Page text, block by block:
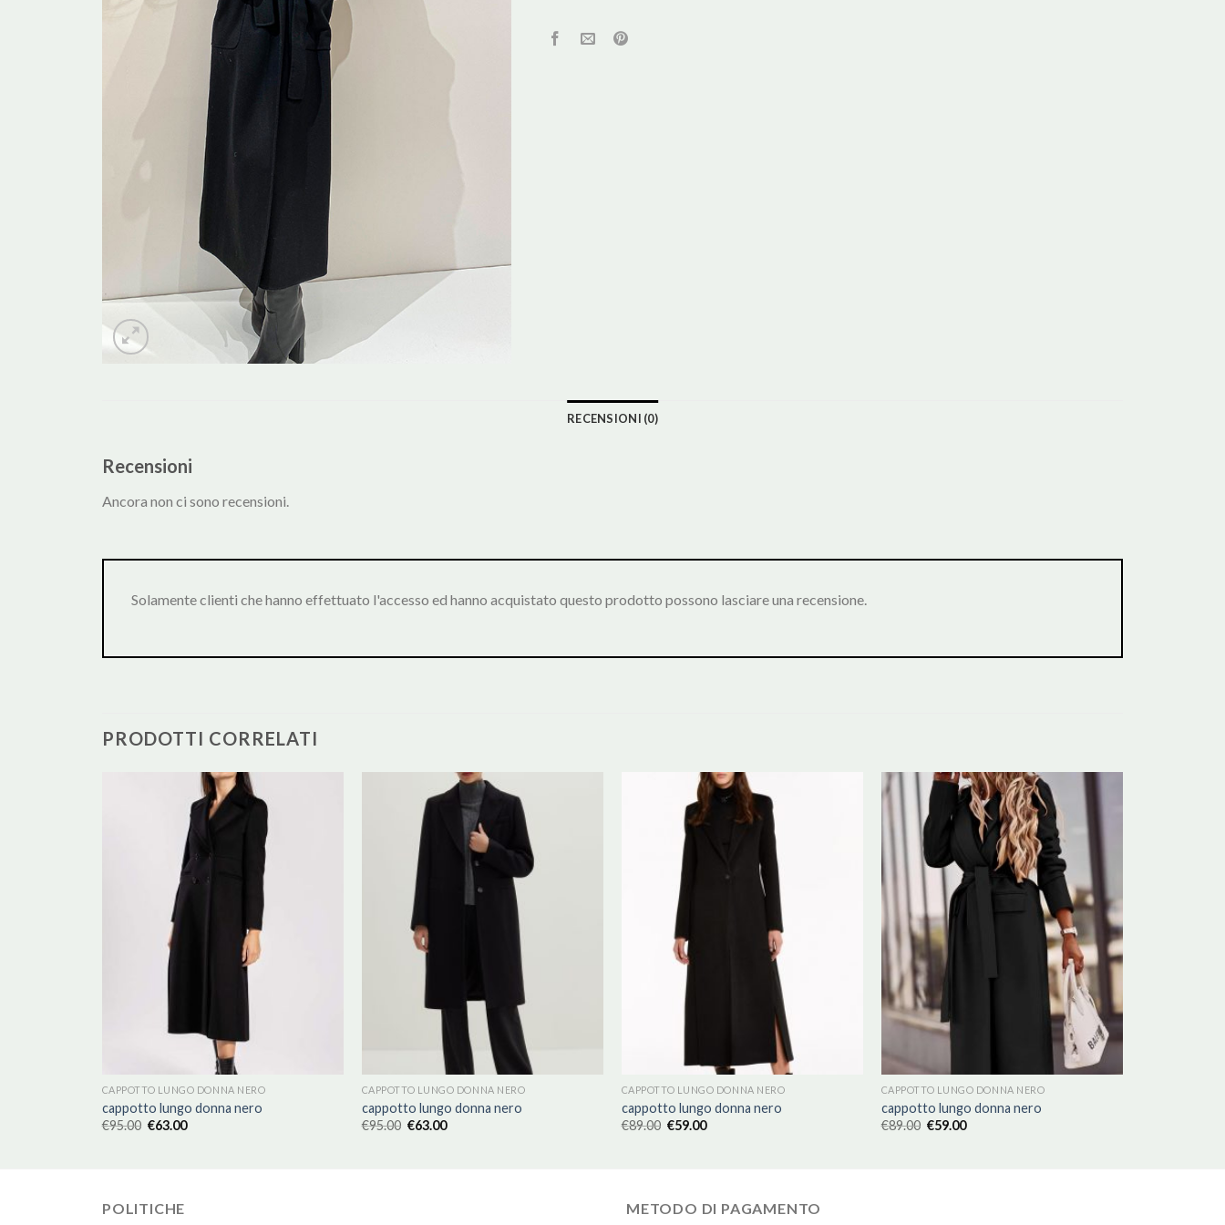
RECENSIONI (0)
Recensioni
Ancora non ci sono recensioni.
Solamente clienti che hanno effettuato l'accesso ed hanno acquistato questo prodotto possono lasciare una recensione.
PRODOTTI CORRELATI
CAPPOTTO LUNGO DONNA NERO
cappotto lungo donna nero
€95.00 €63.00
CAPPOTTO LUNGO DONNA NERO
cappotto lungo donna nero
€95.00 €63.00
CAPPOTTO LUNGO DONNA NERO
cappotto lungo donna nero
€89.00 €59.00
CAPPOTTO LUNGO DONNA NERO
cappotto lungo donna nero
€89.00 €59.00
POLITICHE METODO DI PAGAMENTO